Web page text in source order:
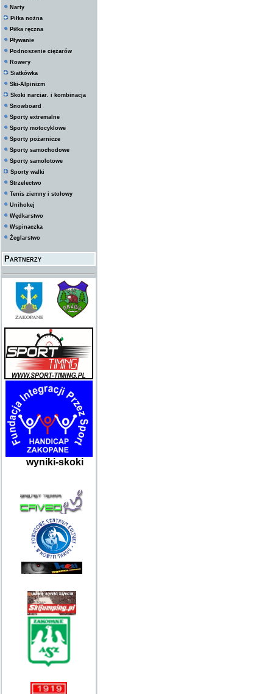
Narty
Piłka nożna
Piłka ręczna
Pływanie
Podnoszenie ciężarów
Rowery
Siatkówka
Ski-Alpinizm
Skoki narciar. i kombinacja
Snowboard
Sporty extremalne
Sporty motocyklowe
Sporty pożarnicze
Sporty samochodowe
Sporty samolotowe
Sporty walki
Strzelectwo
Tenis ziemny i stołowy
Unihokej
Wędkarstwo
Wspinaczka
Żeglarstwo
Partnerzy
wyniki-skoki